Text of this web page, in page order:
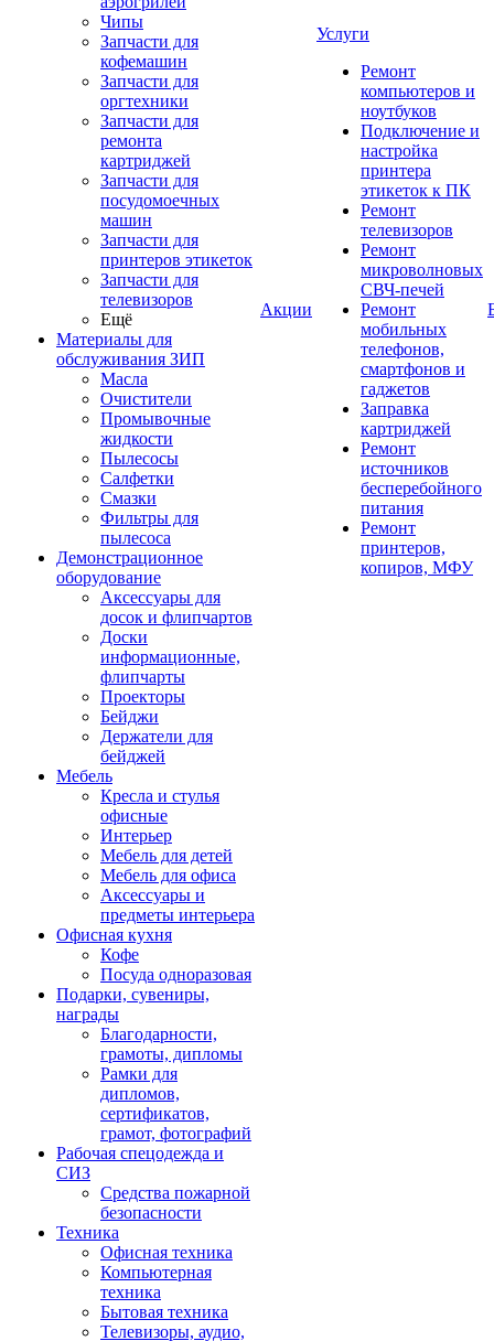
Чипы
Запчасти для
кофемашин
Запчасти для
оргтехники
Запчасти для
ремонта
картриджей
Запчасти для
посудомоечных
машин
Запчасти для
принтеров этикеток
Запчасти для
телевизоров
Ещё
Материалы для
обслуживания ЗИП
Масла
Очистители
Промывочные
жидкости
Пылесосы
Салфетки
Смазки
Фильтры для
пылесоса
Демонстрационное
оборудование
Аксессуары для
досок и флипчартов
Доски
информационные,
флипчарты
Проекторы
Бейджи
Держатели для
бейджей
Мебель
Кресла и стулья
офисные
Интерьер
Мебель для детей
Мебель для офиса
Аксессуары и
предметы интерьера
Офисная кухня
Кофе
Посуда одноразовая
Подарки, сувениры,
награды
Благодарности,
грамоты, дипломы
Рамки для
дипломов,
сертификатов,
грамот, фотографий
Рабочая спецодежда и
СИЗ
Средства пожарной
безопасности
Техника
Офисная техника
Компьютерная
техника
Бытовая техника
Телевизоры, аудио,
Акции
Услуги
Ремонт
компьютеров и
ноутбуков
Подключение и
настройка
принтера
этикеток к ПК
Ремонт
телевизоров
Ремонт
микроволновых
СВЧ-печей
Ремонт
мобильных
телефонов,
смартфонов и
гаджетов
Заправка
картриджей
Ремонт
источников
бесперебойного
питания
Ремонт
принтеров,
копиров, МФУ